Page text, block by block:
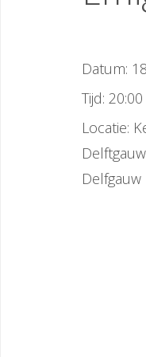
Datum:
Tijd:
Locatie:
Delfgauw